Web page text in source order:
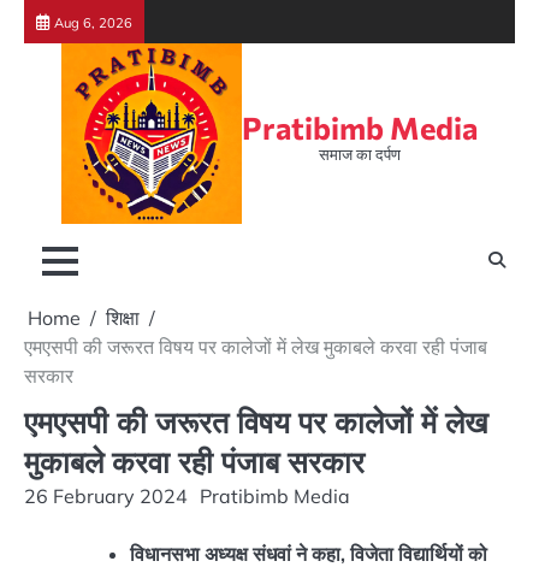
Skip
Aug 6, 2026
Pratibimb Media
समाज का दर्पण
Home
शिक्षा
एमएसपी की जरूरत विषय पर कालेजों में लेख मुकाबले करवा रही पंजाब
सरकार
एमएसपी की जरूरत विषय पर कालेजों में लेख
मुकाबले करवा रही पंजाब सरकार
26 February 2024 Pratibimb Media
विधानसभा अध्यक्ष संधवां ने कहा, विजेता विद्यार्थियों को